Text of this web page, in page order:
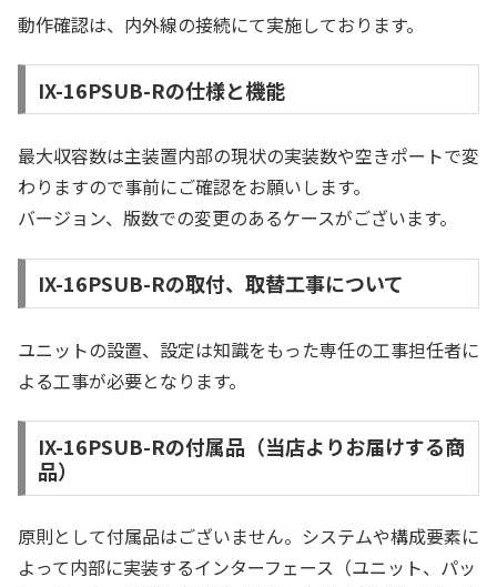
動作確認は、内外線の接続にて実施しております。
IX-16PSUB-Rの仕様と機能
最大収容数は主装置内部の現状の実装数や空きポートで変
わりますので事前にご確認をお願いします。
バージョン、版数での変更のあるケースがございます。
IX-16PSUB-Rの取付、取替工事について
ユニットの設置、設定は知識をもった専任の工事担任者に
よる工事が必要となります。
IX-16PSUB-Rの付属品（当店よりお届けする商
品）
原則として付属品はございません。システムや構成要素に
よって内部に実装するインターフェース（ユニット、パッ